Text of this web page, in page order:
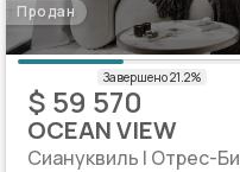
Продан
$ 59 570
OCEAN VIEW
Сиануквиль | Отрес-